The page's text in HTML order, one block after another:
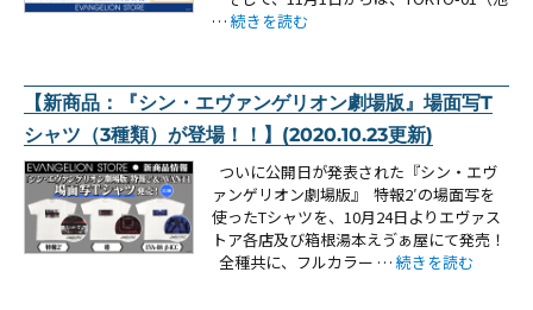
… “【お知らせ・新商品：9周年記念フェア
続きを読む
【新商品：『シン・エヴァンゲリオン劇場版』場面写T
シャツ（3種類）が登場！！】(2020.10.23更新)
ついに公開日が発表された『シン・エヴ
ァンゲリオン劇場版』 特報2′の場面写を
使ったTシャツを、10月24日よりエヴァス
トア各店及び箱根湯本えゔぁ屋にて発売！
全種共に、フルカラー … “【新商品：『シ
続きを読む